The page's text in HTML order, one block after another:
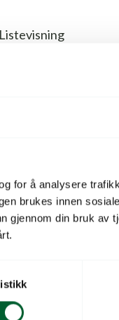
for å analysere
brukes innen
gjennom din bruk av
Listevisning